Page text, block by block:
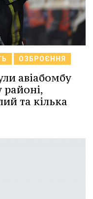
ОЗБРОЄННЯ
авіабомбу
районі,
та кілька